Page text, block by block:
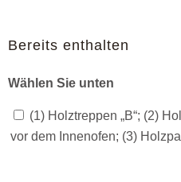
Bereits enthalten
Wählen Sie unten
(1) Holztreppen „B“; (2)
vor dem Innenofen; (3)